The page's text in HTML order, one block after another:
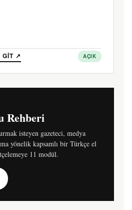
GIT ↗
AÇIK
Rehberi
isteyen gazeteci, medya
yönelik kapsamlı bir Türkçe el
11 modül.